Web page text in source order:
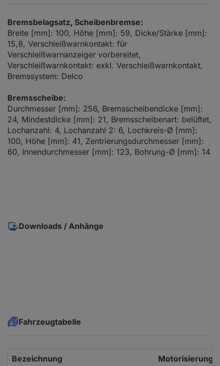
Bremsbelagsatz, Scheibenbremse:
Breite [mm]: 100, Höhe [mm]: 59, Dicke/Stärke [mm]:
15,8, Verschleißwarnkontakt: für
Verschleißwarnanzeiger vorbereitet,
Verschleißwarnkontakt: exkl. Verschleißwarnkontakt,
Bremssystem: Delco
Bremsscheibe:
Durchmesser [mm]: 256, Bremsscheibendicke [mm]:
24, Mindestdicke [mm]: 21, Bremsscheibenart: belüftet,
Lochanzahl: 4, Lochanzahl 2: 6, Lochkreis-Ø [mm]:
100, Höhe [mm]: 41, Zentrierungsdurchmesser [mm]:
60, Innendurchmesser [mm]: 123, Bohrung-Ø [mm]: 14
Downloads / Anhänge
Fahrzeugtabelle
Bezeichnung Motorisierung